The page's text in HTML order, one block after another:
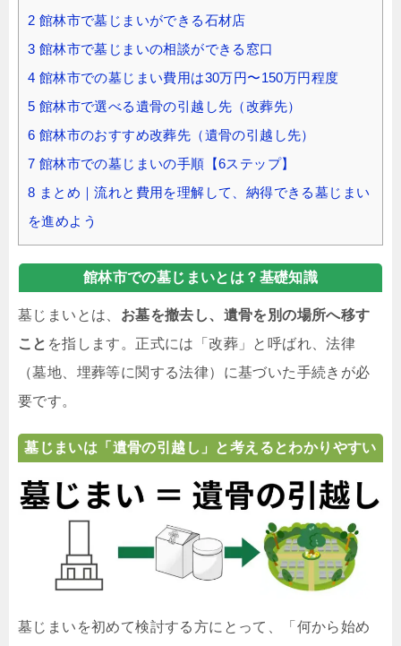
2 館林市で墓じまいができる石材店
3 館林市で墓じまいの相談ができる窓口
4 館林市での墓じまい費用は30万円〜150万円程度
5 館林市で選べる遺骨の引越し先（改葬先）
6 館林市のおすすめ改葬先（遺骨の引越し先）
7 館林市での墓じまいの手順【6ステップ】
8 まとめ｜流れと費用を理解して、納得できる墓じまい
を進めよう
館林市での墓じまいとは？基礎知識
墓じまいとは、 お墓を撤去し、遺骨を別の場所へ移す
こと を指します。正式には「改葬」と呼ばれ、法律
（墓地、埋葬等に関する法律）に基づいた手続きが必
要です。
墓じまいは「遺骨の引越し」と考えるとわかりやすい
墓じまいを初めて検討する方にとって、「何から始め